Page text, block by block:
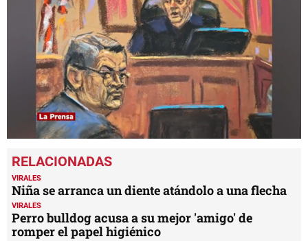
seconds
of
3
minutes,
19
seconds
VIRALES
Niña se arranca un diente atándolo a una flecha
VIRALES
Perro bulldog acusa a su mejor 'amigo' de
romper el papel higiénico